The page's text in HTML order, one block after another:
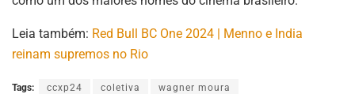
Felippe Greco
cinema, um ser curioso imerso nas efêmeras ondas da